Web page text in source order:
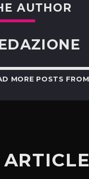
AUTHOR
MORE POSTS FROM